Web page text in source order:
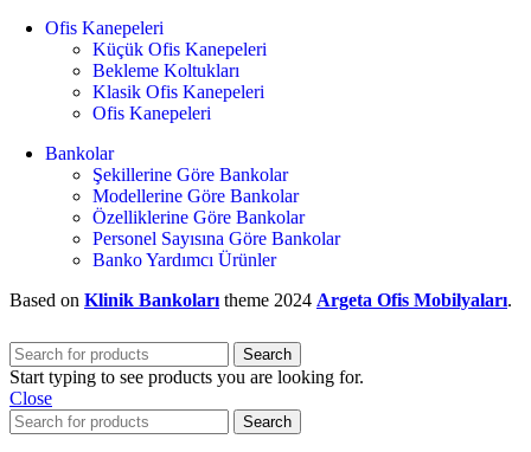
Ofis Kanepeleri
Küçük Ofis Kanepeleri
Bekleme Koltukları
Klasik Ofis Kanepeleri
Ofis Kanepeleri
Bankolar
Şekillerine Göre Bankolar
Modellerine Göre Bankolar
Özelliklerine Göre Bankolar
Personel Sayısına Göre Bankolar
Banko Yardımcı Ürünler
Based on Klinik Bankoları theme 2024 Argeta Ofis Mobilyaları.
Search
Start typing to see products you are looking for.
Close
Search